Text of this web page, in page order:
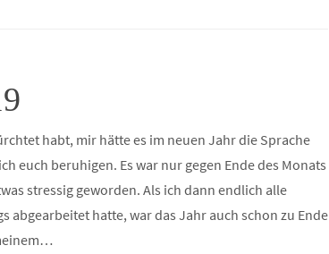
habt, mir hätte es im neuen Jahr die Sprache
euch beruhigen. Es war nur gegen Ende des Monats
stressig geworden. Als ich dann endlich alle
abgearbeitet hatte, war das Jahr auch schon zu Ende